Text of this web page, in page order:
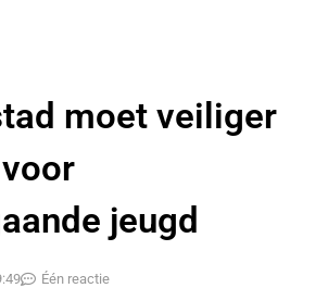
moet veiliger
jeugd
Één reactie